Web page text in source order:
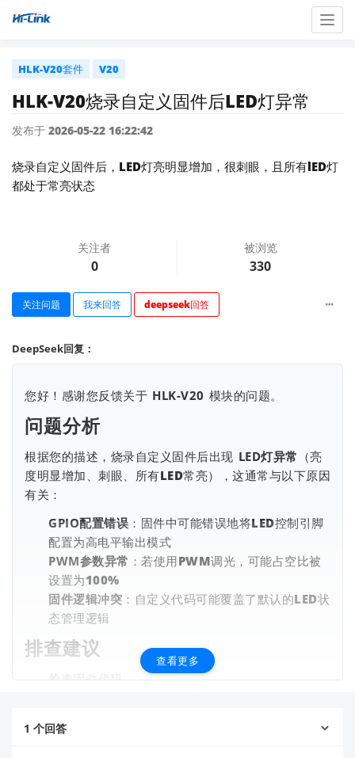
HLK-V20套件 V20
HLK-V20烧录自定义固件后LED灯异常
发布于 2026-05-22 16:22:42
烧录自定义固件后，LED灯亮明显增加，很刺眼，且所有lED灯
都处于常亮状态
关注者
0
被浏览
330
关注问题 我来回答 deepseek回答
DeepSeek回复：
您好！感谢您反馈关于 HLK-V20 模块的问题。
问题分析
根据您的描述，烧录自定义固件后出现 LED灯异常 （亮
度明显增加、刺眼、所有LED常亮），这通常与以下原因
有关：
GPIO配置错误 ：固件中可能错误地将LED控制引脚
配置为高电平输出模式
PWM参数异常 ：若使用PWM调光，可能占空比被
设置为100%
固件逻辑冲突 ：自定义代码可能覆盖了默认的LED状
态管理逻辑
排查建议 查看更多
1 个回答